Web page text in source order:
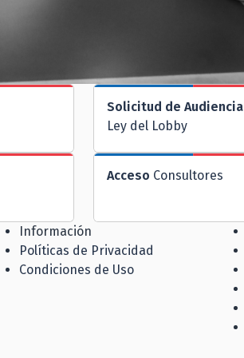
Solicitud de Audiencia
Ley del Lobby
Acceso Consultores
Información
Políticas de Privacidad
Condiciones de Uso